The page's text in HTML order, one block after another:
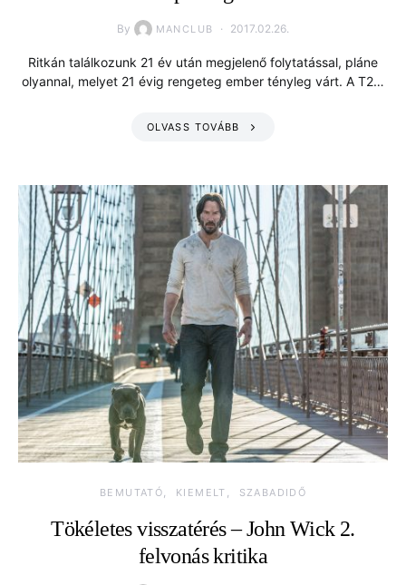
By MANCLUB 2017.02.26.
Ritkán találkozunk 21 év után megjelenő folytatással, pláne
olyannal, melyet 21 évig rengeteg ember tényleg várt. A T2…
OLVASS TOVÁBB
BEMUTATÓ KIEMELT SZABADIDŐ
Tökéletes visszatérés – John Wick 2.
felvonás kritika